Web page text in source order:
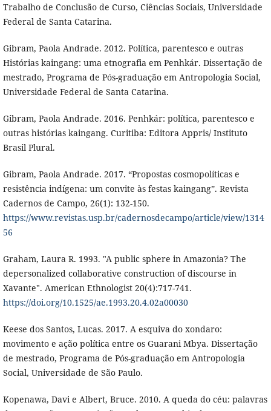
Trabalho de Conclusão de Curso, Ciências Sociais, Universidade
Federal de Santa Catarina.
Gibram, Paola Andrade. 2012. Política, parentesco e outras
Histórias kaingang: uma etnografia em Penhkár. Dissertação de
mestrado, Programa de Pós-graduação em Antropologia Social,
Universidade Federal de Santa Catarina.
Gibram, Paola Andrade. 2016. Penhkár: política, parentesco e
outras histórias kaingang. Curitiba: Editora Appris/ Instituto
Brasil Plural.
Gibram, Paola Andrade. 2017. “Propostas cosmopolíticas e
resistência indígena: um convite às festas kaingang”. Revista
Cadernos de Campo, 26(1): 132-150.
https://www.revistas.usp.br/cadernosdecampo/article/view/1314
56
Graham, Laura R. 1993. "A public sphere in Amazonia? The
depersonalized collaborative construction of discourse in
Xavante". American Ethnologist 20(4):717-741.
https://doi.org/10.1525/ae.1993.20.4.02a00030
Keese dos Santos, Lucas. 2017. A esquiva do xondaro:
movimento e ação política entre os Guarani Mbya. Dissertação
de mestrado, Programa de Pós-graduação em Antropologia
Social, Universidade de São Paulo.
Kopenawa, Davi e Albert, Bruce. 2010. A queda do céu: palavras